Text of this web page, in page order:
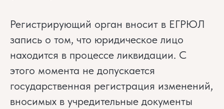
Регистрирующий орган вносит в ЕГРЮЛ
запись о том, что юридическое лицо
находится в процессе ликвидации. С
этого момента не допускается
государственная регистрация изменений,
вносимых в учредительные документы